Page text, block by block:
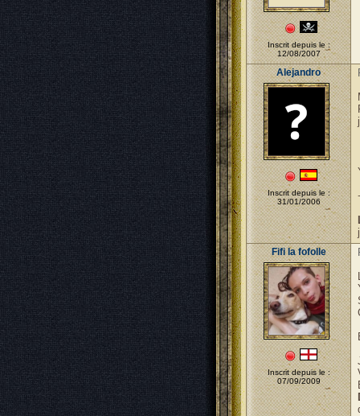
Inscrit depuis le :
12/08/2007
Alejandro
Inscrit depuis le :
31/01/2006
Fifi la fofolle
Inscrit depuis le :
07/09/2009